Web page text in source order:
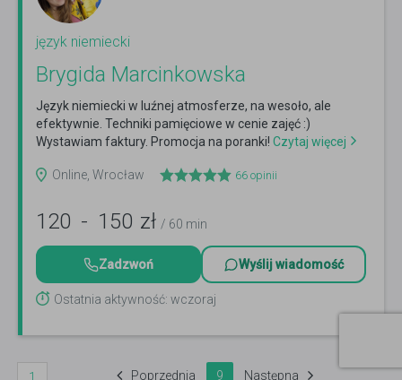
język niemiecki
Brygida Marcinkowska
Język niemiecki w luźnej atmosferze, na wesoło, ale
efektywnie. Techniki pamięciowe w cenie zajęć :)
Wystawiam faktury. Promocja na poranki! Czytaj więcej
Online, Wrocław 66 opinii
120 - 150 zł / 60 min
Zadzwoń Wyślij wiadomość
Ostatnia aktywność: wczoraj
Poprzednia 9 Następna